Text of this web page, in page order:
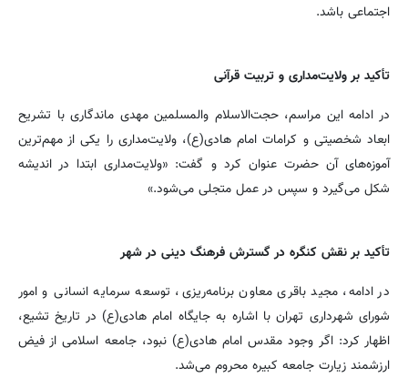
اجتماعی باشد.
تأکید بر ولایت‌مداری و تربیت قرآنی
در ادامه این مراسم، حجت‌الاسلام والمسلمین مهدی ماندگاری با تشریح
ابعاد شخصیتی و کرامات امام هادی(ع)، ولایت‌مداری را یکی از مهم‌ترین
آموزه‌های آن حضرت عنوان کرد و گفت: «ولایت‌مداری ابتدا در اندیشه
شکل می‌گیرد و سپس در عمل متجلی می‌شود.»
تأکید بر نقش کنگره در گسترش فرهنگ دینی در شهر
در ادامه، مجید باقری معاون برنامه‌ریزی، توسعه سرمایه انسانی و امور
شورای شهرداری تهران با اشاره به جایگاه امام هادی(ع) در تاریخ تشیع،
اظهار کرد: اگر وجود مقدس امام هادی(ع) نبود، جامعه اسلامی از فیض
ارزشمند زیارت جامعه کبیره محروم می‌شد.